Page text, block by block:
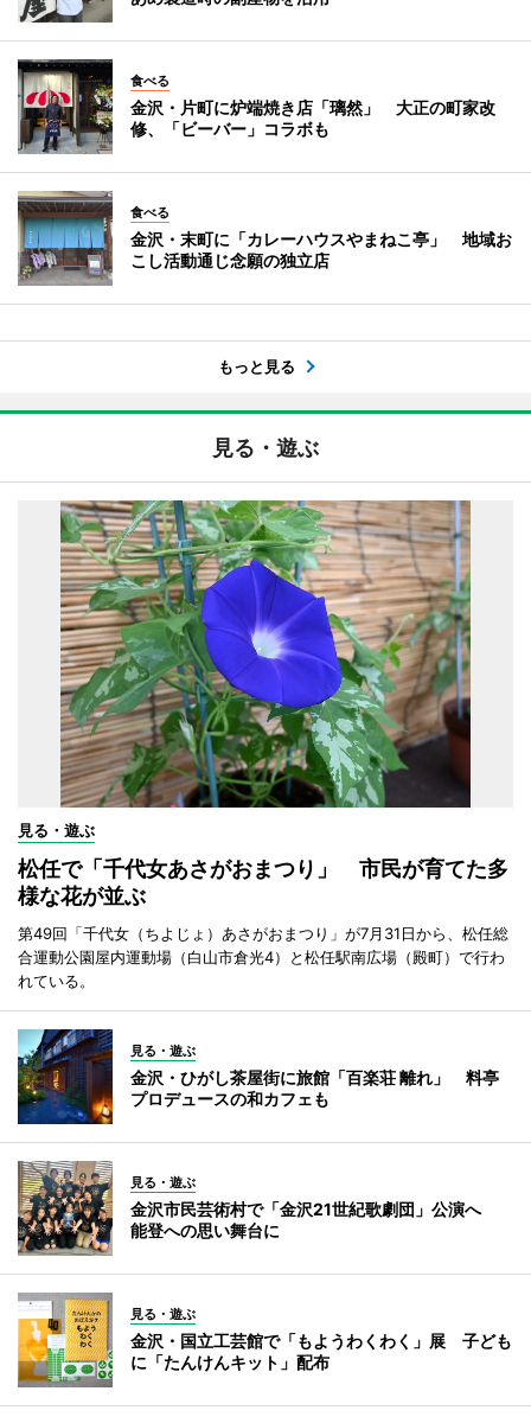
食べる
金沢・片町に炉端焼き店「璃然」 大正の町家改
修、「ビーバー」コラボも
食べる
金沢・末町に「カレーハウスやまねこ亭」 地域お
こし活動通じ念願の独立店
もっと見る
見る・遊ぶ
見る・遊ぶ
松任で「千代女あさがおまつり」 市民が育てた多
様な花が並ぶ
第49回「千代女（ちよじょ）あさがおまつり」が7月31日から、松任総
合運動公園屋内運動場（白山市倉光4）と松任駅南広場（殿町）で行わ
れている。
見る・遊ぶ
金沢・ひがし茶屋街に旅館「百楽荘 離れ」 料亭
プロデュースの和カフェも
見る・遊ぶ
金沢市民芸術村で「金沢21世紀歌劇団」公演へ
能登への思い舞台に
見る・遊ぶ
金沢・国立工芸館で「もようわくわく」展 子ども
に「たんけんキット」配布